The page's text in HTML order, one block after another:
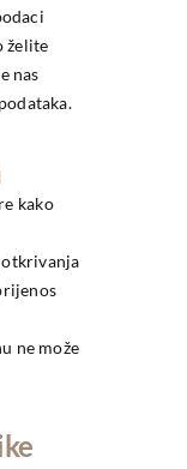
želite
nas
kako
otkrivanja
ne može